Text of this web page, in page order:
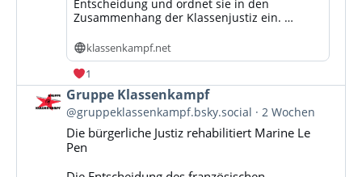
Entscheidung und ordnet sie in den
Zusammenhang der Klassenjustiz ein. …
klassenkampf.net
1
Beitrag
von
Gruppe
Klassenkampf
Gruppe Klassenkampf
@gruppeklassenkampf.bsky.social 2 Wochen
Die bürgerliche Justiz rehabilitiert Marine Le
Pen